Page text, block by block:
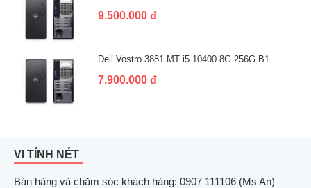
9.500.000 đ
Dell Vostro 3881 MT i5 10400 8G 256G B1
7.900.000 đ
VI TÍNH NÉT
Bán hàng và chăm sóc khách hàng: 0907 111106 (Ms An)